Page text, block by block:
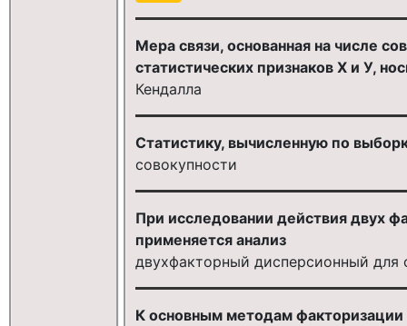
Мера связи, основанная на числе
статистических признаков Х и У,
Кендалла
Статистику, вычисленную по
совокупности
При исследовании действия двух
применяется анализ
двухфакторный дисперсионный для
К основным методам факторизации